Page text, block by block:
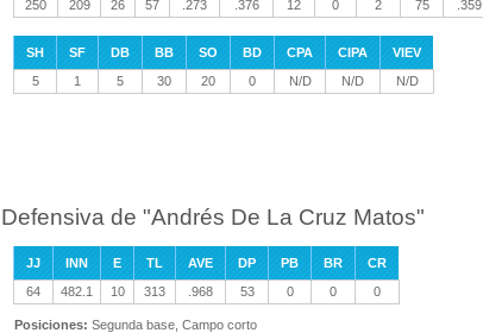
250
209 26 57 .273 .376 12 0 2 75 .359
SH SF DB BB SO BD CPA CIPA
VIEV
5
1 5 30 20 0 N/D N/D N/D
Defensiva de "Andrés De La Cruz Matos"
JJ INN E TL AVE DP PB BR
CR
64
482.1 10 313 .968 53 0 0 0
Posiciones: Segunda base, Campo corto